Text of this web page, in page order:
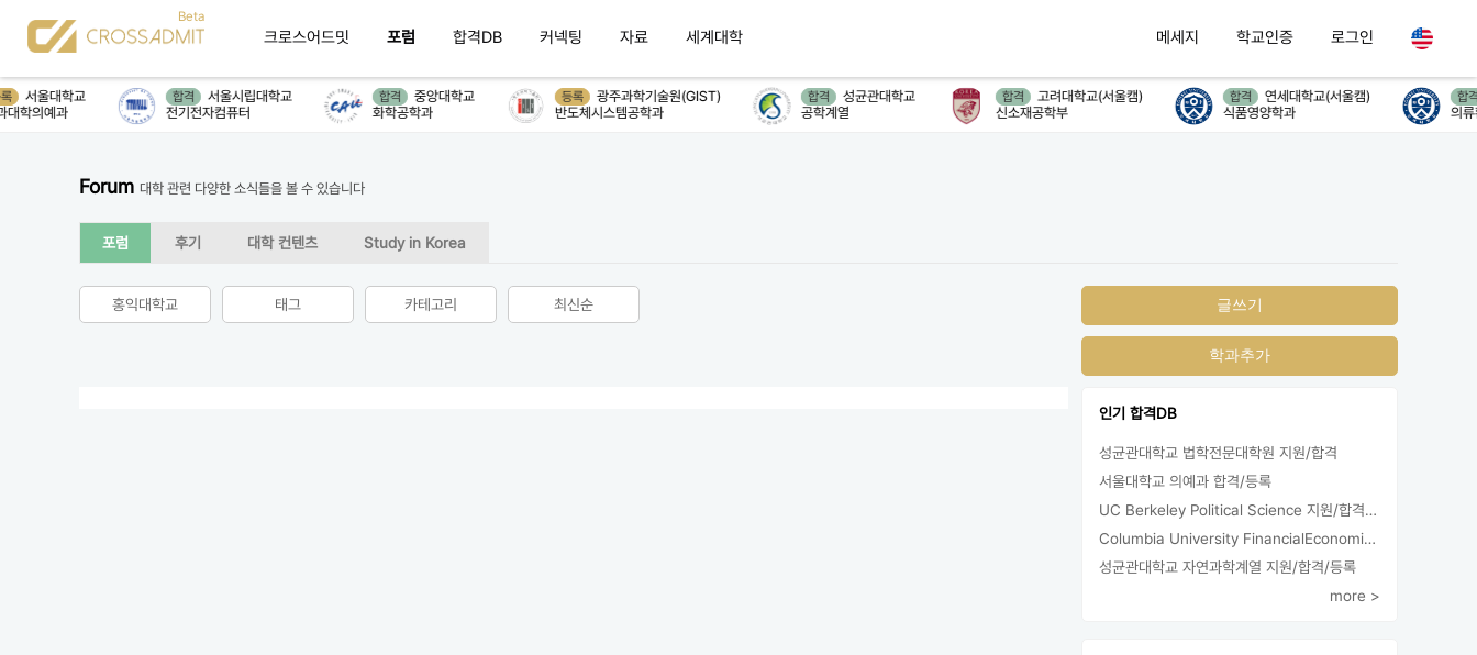
크로스어드밋 포럼 합격DB 커넥팅 자료 세계대학 메세지 학교인증 로그인
서울대학교
학의예과
합격
서울시립대학교
전기전자컴퓨터
합격
중앙대학교
화학공학과
등록
광주과학기술원(GIST)
반도체시스템공학과
합격
성균관대학교
공학계열
합격
고려대학교(서울캠)
신소재공학부
합격
연세대학교(서울캠)
식품영양학과
합격
의류
Forum 대학 관련 다양한 소식들을 볼 수 있습니다
포럼 후기 대학 컨텐츠 Study in Korea
홍익대학교 태그 카테고리 최신순 글쓰기
학과추가
인기 합격DB
성균관대학교 법학전문대학원 지원/합격
서울대학교 의예과 합격/등록
UC Berkeley Political Science 지원/합격/등록
Columbia University FinancialEconomics 지원
성균관대학교 자연과학계열 지원/합격/등록
more >